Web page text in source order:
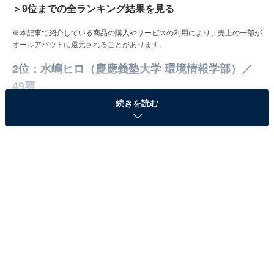
＞9位までの全ランキング結果を見る
※本記事で紹介している商品の購入やサービスの利用により、売上の一部が
オールアバウトに還元されることがあります。
2位：水嶋ヒロ（慶應義塾大学 環境情報学部）／
49票
続きを読む